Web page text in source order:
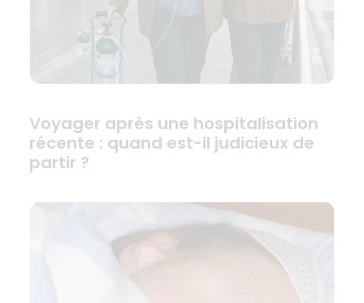
Voyager après une hospitalisation
récente : quand est-il judicieux de
partir ?